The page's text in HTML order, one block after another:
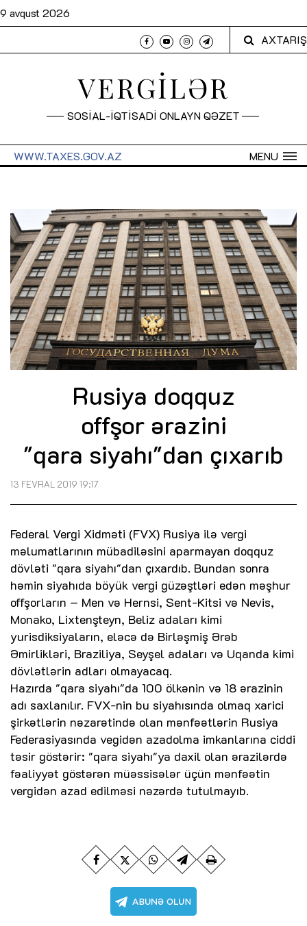
9 avqust 2026
AXTARIŞ
VERGİLƏR
SOSİAL-İQTİSADİ ONLAYN QƏZET
MENU
WWW.TAXES.GOV.AZ
Rusiya doqquz
offşor ərazini
"qara siyahı"dan çıxarıb
13 FEVRAL 2019 19:17
Federal Vergi Xidməti (FVX) Rusiya ilə vergi
məlumatlarının mübadiləsini aparmayan doqquz
dövləti "qara siyahı"dan çıxardıb. Bundan sonra
həmin siyahıda böyük vergi güzəştləri edən məşhur
offşorların – Men və Hernsi, Sent-Kitsi və Nevis,
Monako, Lixtenşteyn, Beliz adaları kimi
yurisdiksiyaların, eləcə də Birləşmiş Ərəb
Əmirlikləri, Braziliya, Seyşel adaları və Uqanda kimi
dövlətlərin adları olmayacaq.
Hazırda "qara siyahı"da 100 ölkənin və 18 ərazinin
adı saxlanılır. FVX-nin bu siyahısında olmaq xarici
şirkətlərin nəzarətində olan mənfəətlərin Rusiya
Federasiyasında vegidən azadolma imkanlarına ciddi
təsir göstərir: "qara siyahı"ya daxil olan ərazilərdə
fəaliyyət göstərən müəssisələr üçün mənfəətin
vergidən azad edilməsi nəzərdə tutulmayıb.